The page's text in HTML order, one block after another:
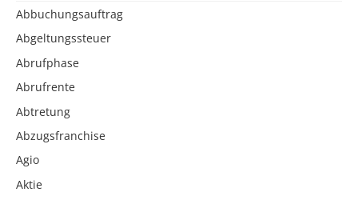
Abbuchungsauftrag
Abgeltungssteuer
Abrufphase
Abrufrente
Abtretung
Abzugsfranchise
Agio
Aktie